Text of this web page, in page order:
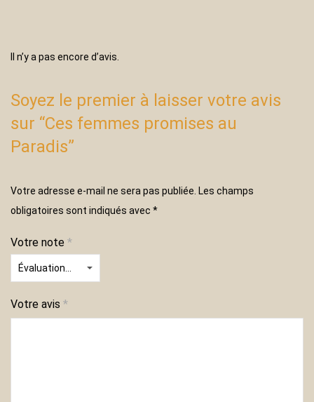
Il n’y a pas encore d’avis.
Soyez le premier à laisser votre avis
sur “Ces femmes promises au
Paradis”
Votre adresse e-mail ne sera pas publiée. Les champs
obligatoires sont indiqués avec *
Votre note *
Votre avis *